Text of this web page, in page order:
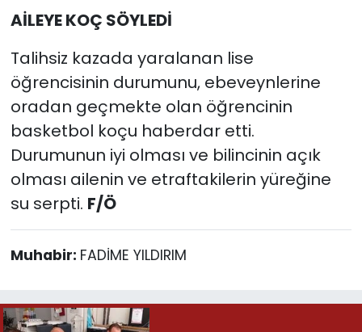
AİLEYE KOÇ SÖYLEDİ
Talihsiz kazada yaralanan lise
öğrencisinin durumunu, ebeveynlerine
oradan geçmekte olan öğrencinin
basketbol koçu haberdar etti.
Durumunun iyi olması ve bilincinin açık
olması ailenin ve etraftakilerin yüreğine
su serpti. F/Ö
Muhabir: FADİME YILDIRIM